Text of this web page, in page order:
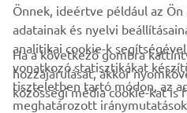
VÁLLALATI
Önnek, ideértve például az
adatainak és nyelvi
analitikai cookie-k
vonatkozó statisztikákat
tiszteletben tartó módon, az
meghatározott
Ha a következő gombra
hozzájárulását, akkor
közösségi média cookie-kat is